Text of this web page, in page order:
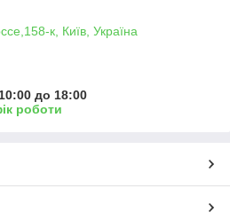
к, Київ, Україна
до 18:00
роботи